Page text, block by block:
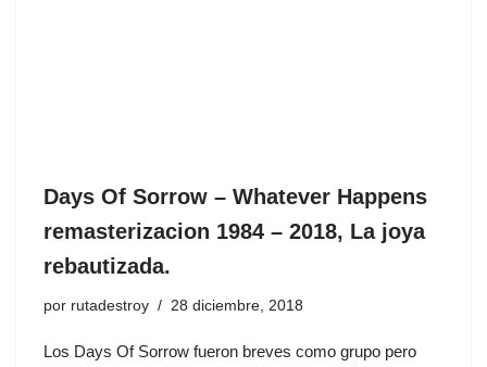
Days Of Sorrow ‎– Whatever Happens
remasterizacion 1984 – 2018, La joya
rebautizada.
por rutadestroy 28 diciembre, 2018
Los Days Of Sorrow fueron breves como grupo pero